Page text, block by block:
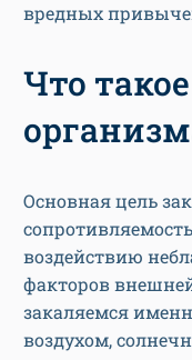
вредных
Что
Основная цель
воздействию
факторов
закаляемся
воздухом,